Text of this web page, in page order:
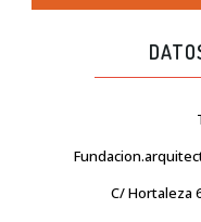
C/ Hortaleza